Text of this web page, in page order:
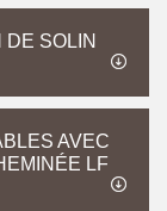
DE SOLIN
AVEC
LF